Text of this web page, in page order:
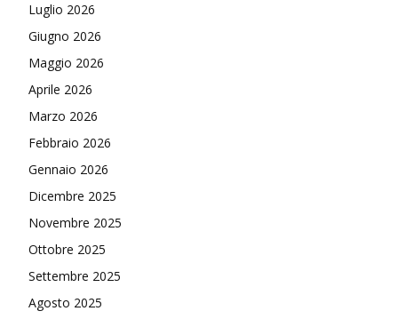
Luglio 2026
Giugno 2026
Maggio 2026
Aprile 2026
Marzo 2026
Febbraio 2026
Gennaio 2026
Dicembre 2025
Novembre 2025
Ottobre 2025
Settembre 2025
Agosto 2025